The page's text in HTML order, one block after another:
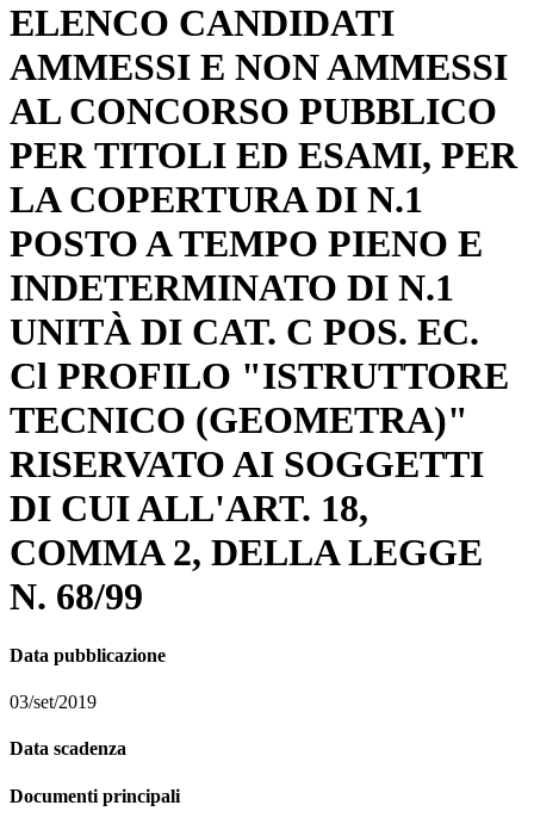
ELENCO CANDIDATI
AMMESSI E NON AMMESSI
AL CONCORSO PUBBLICO
PER TITOLI ED ESAMI, PER
LA COPERTURA DI N.1
POSTO A TEMPO PIENO E
INDETERMINATO DI N.1
UNITÀ DI CAT. C POS. EC.
Cl PROFILO "ISTRUTTORE
TECNICO (GEOMETRA)"
RISERVATO AI SOGGETTI
DI CUI ALL'ART. 18,
COMMA 2, DELLA LEGGE
N. 68/99
Data pubblicazione
03/set/2019
Data scadenza
Documenti principali